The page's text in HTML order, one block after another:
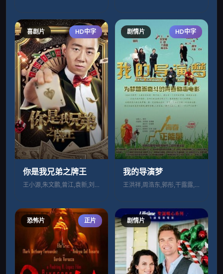
喜剧片 HD中字
你是我兄弟之牌王
王小源,朱文鹏,曾江,袁新,刘美含
剧情片 HD中字
我的导演梦
王洪祥,周浩东,郭彤,干露露,晁金晟,宋
恐怖片 正片 剧情片